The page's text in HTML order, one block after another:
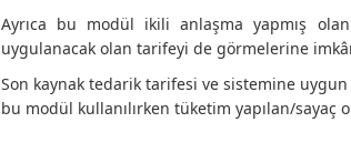
Ayrıca bu modül ikili anlaşma yapmış
uygulanacak olan tarifeyi de görmelerine
Son kaynak tedarik tarifesi ve sistemine
bu modül kullanılırken tüketim yapılan/